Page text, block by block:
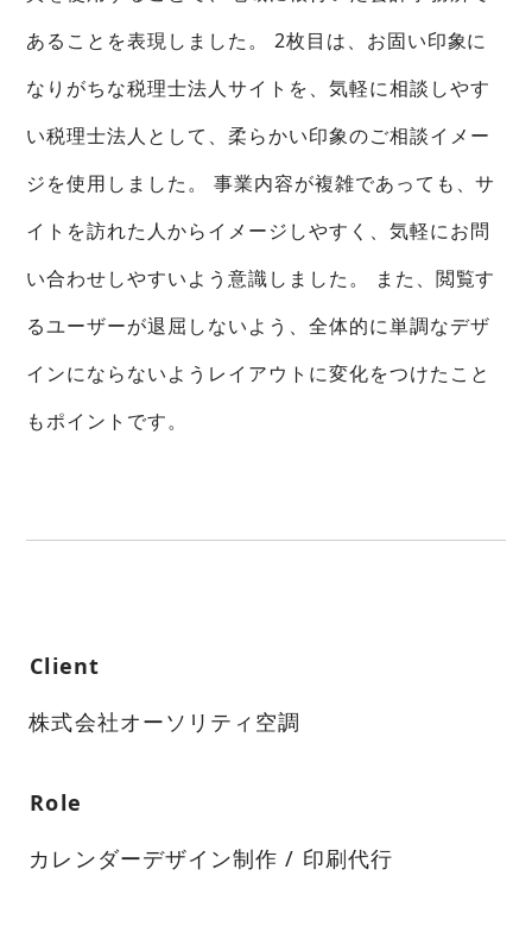
あることを表現しました。 2枚目は、お固い印象に
なりがちな税理士法人サイトを、気軽に相談しやす
い税理士法人として、柔らかい印象のご相談イメー
ジを使用しました。 事業内容が複雑であっても、サ
イトを訪れた人からイメージしやすく、気軽にお問
い合わせしやすいよう意識しました。 また、閲覧す
るユーザーが退屈しないよう、全体的に単調なデザ
インにならないようレイアウトに変化をつけたこと
もポイントです。
Client
株式会社オーソリティ空調
Role
カレンダーデザイン制作 / 印刷代行